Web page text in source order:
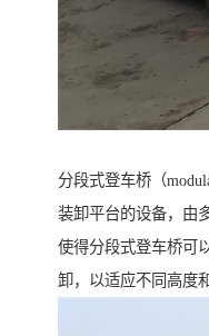
分段式登车桥（
装卸平台的设备，由
使得分段式登车桥可
卸，以适应不同高度